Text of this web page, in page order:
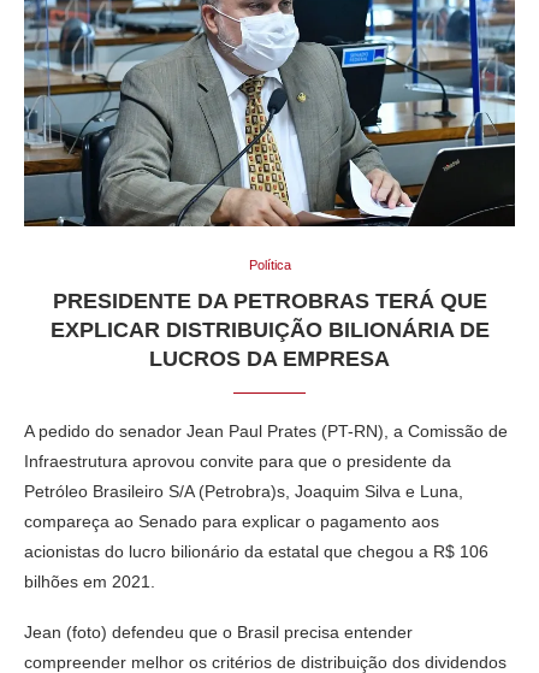
Política
PRESIDENTE DA PETROBRAS TERÁ QUE
EXPLICAR DISTRIBUIÇÃO BILIONÁRIA DE
LUCROS DA EMPRESA
A pedido do senador Jean Paul Prates (PT-RN), a Comissão de
Infraestrutura aprovou convite para que o presidente da
Petróleo Brasileiro S/A (Petrobra)s, Joaquim Silva e Luna,
compareça ao Senado para explicar o pagamento aos
acionistas do lucro bilionário da estatal que chegou a R$ 106
bilhões em 2021.
Jean (foto) defendeu que o Brasil precisa entender
compreender melhor os critérios de distribuição dos dividendos